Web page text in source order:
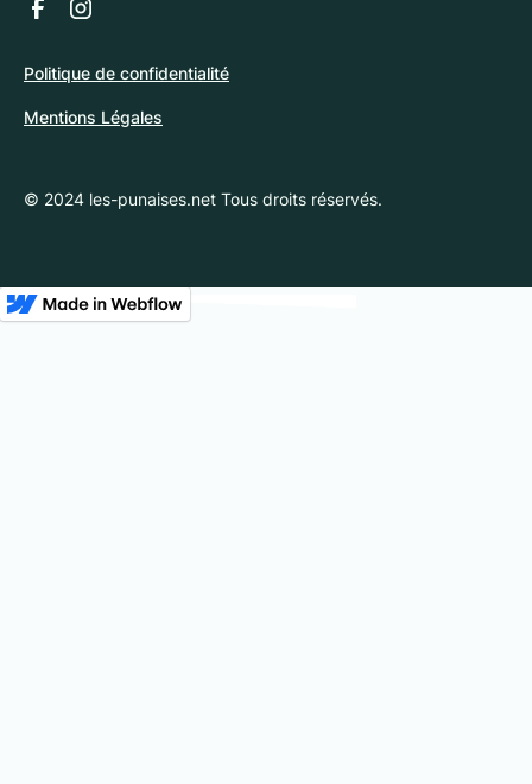
© 2024 les-punaises.net Tous droits réservés.
Politique de confidentialité
Mentions Légales